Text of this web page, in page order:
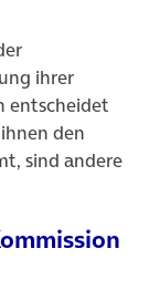
ihrer
entscheidet
den
sind andere